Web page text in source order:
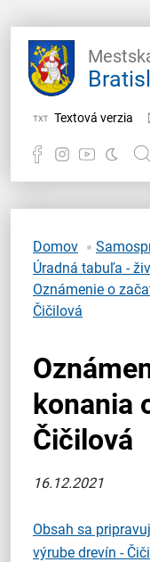
Textová verzia
Samospráva
Miestny úrad
O Lamači
Domov
Úradná tabuľa -
Oznámenie o
Čičilová
konania
Čičilová
16.12.2021
Obsah sa
výrube drevín -